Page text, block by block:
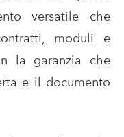
versatile che
moduli e
la garanzia che
e il documento